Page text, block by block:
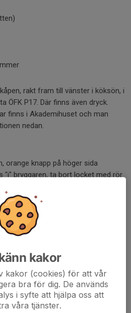
rakt fram till vänster i köksön, i
ÖFK P17. Där finns även dryck.
finns i Akademihuset och man
nedan.
orange knapp på höger sida
"i" bryggaren, ta bort locket med rör
i köket, senast placerad ovanför
hållaren, se till att det ligger rakt
på toppen av kaffebryggaren
på locket och töm sumpen
kontakta Lovisa (Vilde) 070-
kakor
kakor (cookies) för att vår
bra för dig. De används
i syfte att hjälpa oss att
våra tjänster.